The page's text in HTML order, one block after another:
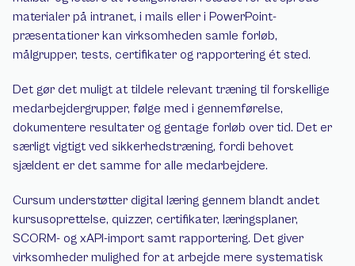
materialer på intranet, i mails eller i PowerPoint-
præsentationer kan virksomheden samle forløb,
målgrupper, tests, certifikater og rapportering ét sted.
Det gør det muligt at tildele relevant træning til forskellige
medarbejdergrupper, følge med i gennemførelse,
dokumentere resultater og gentage forløb over tid. Det er
særligt vigtigt ved sikkerhedstræning, fordi behovet
sjældent er det samme for alle medarbejdere.
Cursum understøtter digital læring gennem blandt andet
kursusoprettelse, quizzer, certifikater, læringsplaner,
SCORM- og xAPI-import samt rapportering. Det giver
virksomheder mulighed for at arbejde mere systematisk